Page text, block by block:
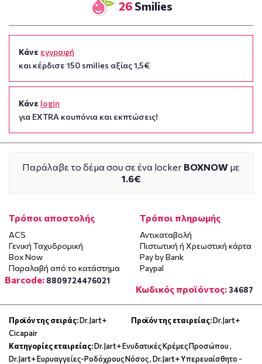
26 Smilies
Κάνε εγγραφή
και κέρδισε 150 smilies αξίας 1,5€
Κάνε login
για EXTRA κουπόνια και εκπτώσεις!
Παράλαβε το δέμα σου σε ένα locker BOXNOW με
1.6€
Τρόποι αποστολής
ACS
Γενική Ταχυδρομική
Box Now
Παραλαβή από το κατάστημα
Τρόποι πληρωμής
Αντικαταβολή
Πιστωτική ή Χρεωστική κάρτα
Pay by Bank
Paypal
Barcode: 8809724476021
Κωδικός προϊόντος: 34687
Προϊόν της σειράς:Dr.Jart+
Cicapair
Προϊόν της εταιρείας:Dr.Jart+
Κατηγορίες εταιρείας:Dr.Jart+ Ενυδατικές Κρέμες Προσώπου,
Dr.Jart+ Ευρυαγγείες-Ροδόχρους Νόσος,Dr.Jart+ Υπερευαίσθητο -